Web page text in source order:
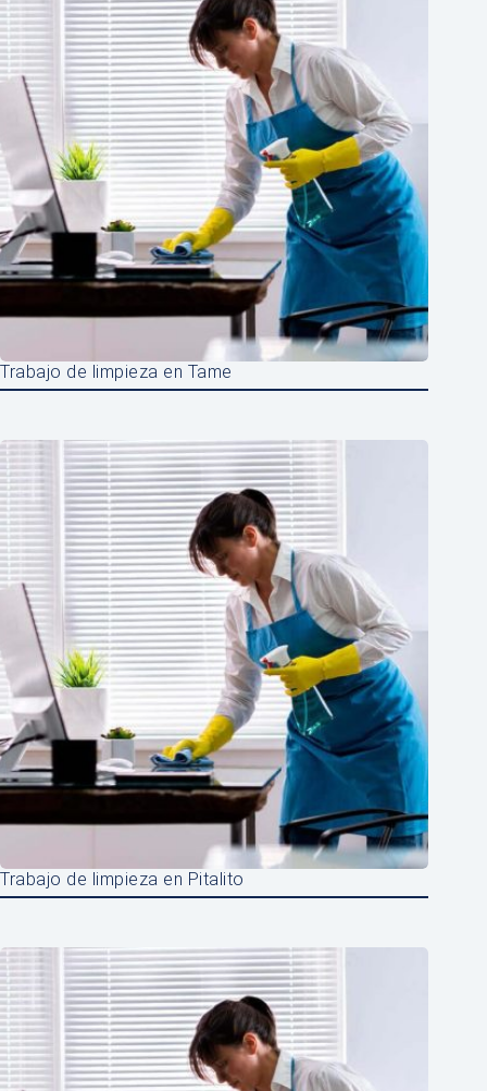
Trabajo de limpieza en Tame
Trabajo de limpieza en Pitalito